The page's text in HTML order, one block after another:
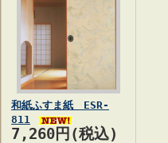
和紙ふすま紙 ESR-
811
7,260円(税込)